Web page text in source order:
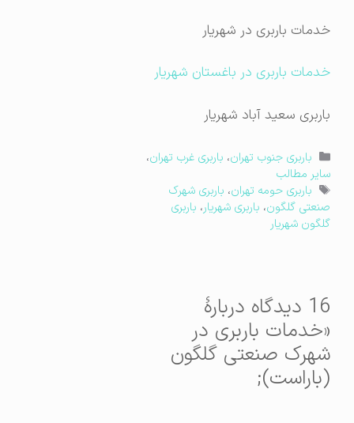
خدمات باربری در شهریار
خدمات باربری در باغستان شهریار
باربری سعید آباد شهریار
دسته‌ها
باربری جنوب تهران ،باربری غرب تهران ،
سایر مطالب
برچسب‌ها
باربری حومه تهران ،باربری شهرک
صنعتی گلگون،باربری شهریار،باربری
گلگون شهریار
16 دیدگاه دربارهٔ
«خدمات باربری در
شهرک صنعتی گلگون
(باراست);